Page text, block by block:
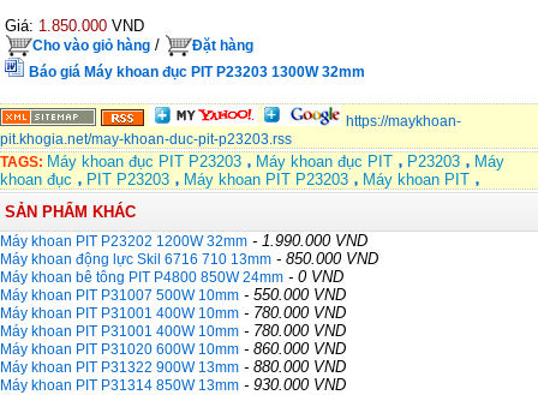
Giá: 1.850.000 VND
Cho vào giỏ hàng /
Đặt hàng
Báo giá Máy khoan đục PIT P23203 1300W 32mm
https://maykhoan-
pit.khogia.net/may-khoan-duc-pit-p23203.rss
TAGS: Máy khoan đục PIT P23203 Máy khoan đục PIT P23203
Máy
khoan đục
PIT P23203 Máy khoan PIT P23203
Máy khoan PIT
SẢN PHẨM KHÁC
Máy khoan PIT P23202 1200W 32mm - 1.990.000 VND
Máy khoan động lực Skil 6716 710 13mm - 850.000 VND
Máy khoan bê tông PIT P4800 850W 24mm - 0 VND
Máy khoan PIT P31007 500W 10mm - 550.000 VND
Máy khoan PIT P31001 400W 10mm - 780.000 VND
Máy khoan PIT P31001 400W 10mm - 780.000 VND
Máy khoan PIT P31020 600W 10mm - 860.000 VND
Máy khoan PIT P31322 900W 13mm - 880.000 VND
Máy khoan PIT P31314 850W 13mm - 930.000 VND